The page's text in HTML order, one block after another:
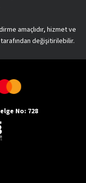
amaçlıdır, hizmet ve
değişitirilebilir.
No: 728